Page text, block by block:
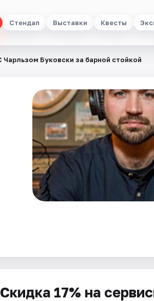
Стендап Выставки Квесты
Чарльзом Буковски за барной стойкой
Скидка 17% на